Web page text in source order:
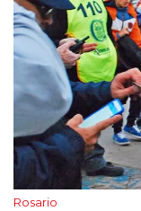
Rosario